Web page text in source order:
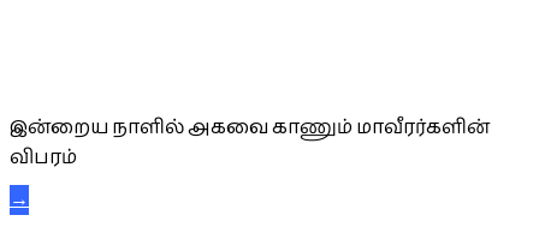
இன்றைய நாளில் அகவை காணும் மாவீரர்களின்
விபரம்
→